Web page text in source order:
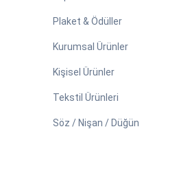
Plaket & Ödüller
Kurumsal Ürünler
Kişisel Ürünler
Tekstil Ürünleri
Söz / Nişan / Düğün